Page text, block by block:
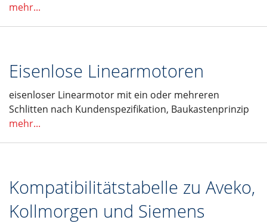
mehr...
Eisenlose Linearmotoren
eisenloser Linearmotor mit ein oder mehreren
Schlitten nach Kundenspezifikation, Baukastenprinzip
mehr...
Kompatibilitätstabelle zu Aveko,
Kollmorgen und Siemens